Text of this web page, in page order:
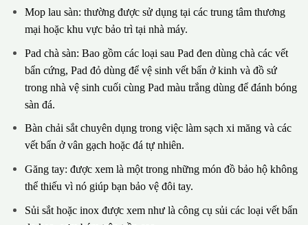
Mop lau sàn: thường được sử dụng tại các trung tâm thương
mại hoặc khu vực bảo trì tại nhà máy.
Pad chà sàn: Bao gồm các loại sau Pad đen dùng chà các vết
bẩn cứng, Pad đỏ dùng để vệ sinh vết bẩn ở kinh và đồ sứ
trong nhà vệ sinh cuối cùng Pad màu trắng dùng để đánh bóng
sàn đá.
Bàn chải sắt chuyên dụng trong việc làm sạch xi măng và các
vết bẩn ở vân gạch hoặc đá tự nhiên.
Găng tay: được xem là một trong những món đồ bảo hộ không
thể thiếu vì nó giúp bạn bảo vệ đôi tay.
Sủi sắt hoặc inox được xem như là công cụ sủi các loại vết bẩn